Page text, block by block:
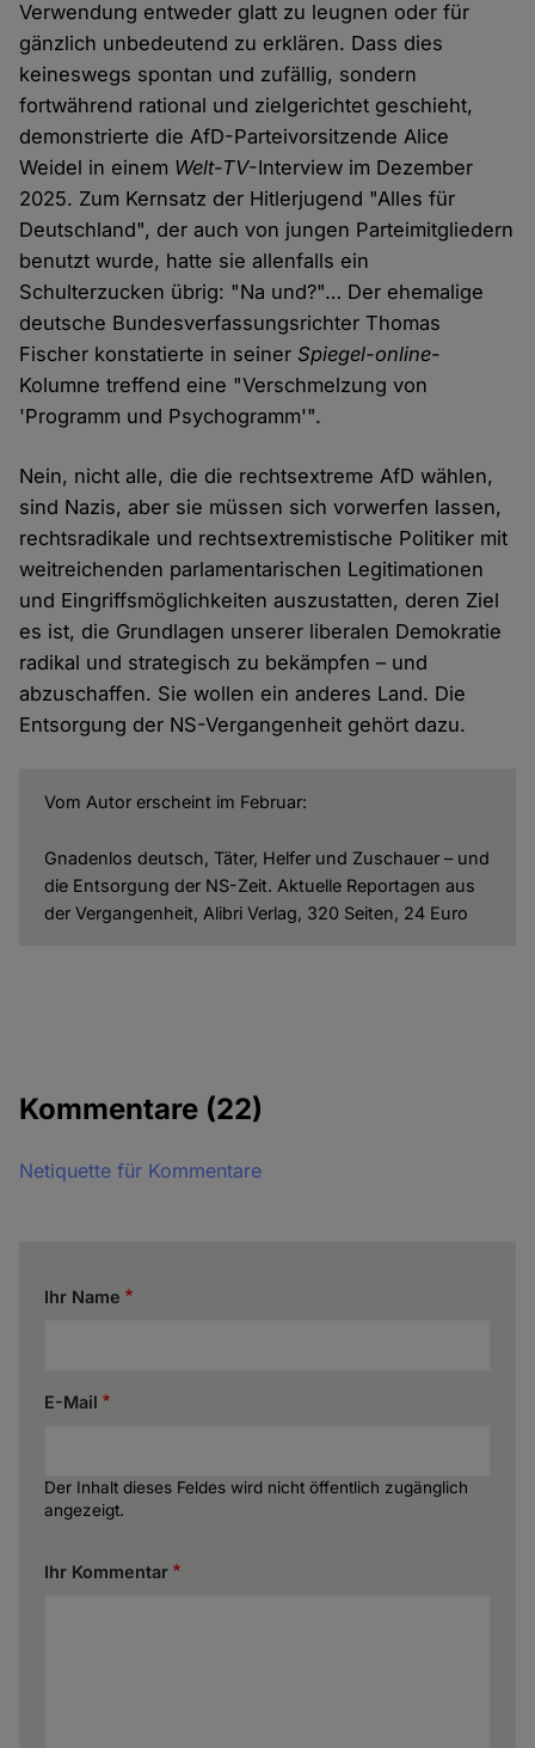
Verwendung entweder glatt zu leugnen oder für
gänzlich unbedeutend zu erklären. Dass dies
keineswegs spontan und zufällig, sondern
fortwährend rational und zielgerichtet geschieht,
demonstrierte die AfD-Parteivorsitzende Alice
Weidel in einem Welt-TV-Interview im Dezember
2025. Zum Kernsatz der Hitlerjugend "Alles für
Deutschland", der auch von jungen Parteimitgliedern
benutzt wurde, hatte sie allenfalls ein
Schulterzucken übrig: "Na und?"… Der ehemalige
deutsche Bundesverfassungsrichter Thomas
Fischer konstatierte in seinerSpiegel-online-
Kolumne treffend eine "Verschmelzung von
'Programm und Psychogramm'".
Nein, nicht alle, die die rechtsextreme AfD wählen,
sind Nazis, aber sie müssen sich vorwerfen lassen,
rechtsradikale und rechtsextremistische Politiker mit
weitreichenden parlamentarischen Legitimationen
und Eingriffsmöglichkeiten auszustatten, deren Ziel
es ist, die Grundlagen unserer liberalen Demokratie
radikal und strategisch zu bekämpfen – und
abzuschaffen. Sie wollen ein anderes Land. Die
Entsorgung der NS-Vergangenheit gehört dazu.
Vom Autor erscheint im Februar:
Gnadenlos deutsch, Täter, Helfer und Zuschauer – und
die Entsorgung der NS-Zeit. Aktuelle Reportagen aus
der Vergangenheit, Alibri Verlag, 320 Seiten, 24 Euro
Kommentare (22)
Netiquette für Kommentare
Ihr Name
E-Mail
Der Inhalt dieses Feldes wird nicht öffentlich zugänglich
angezeigt.
Ihr Kommentar